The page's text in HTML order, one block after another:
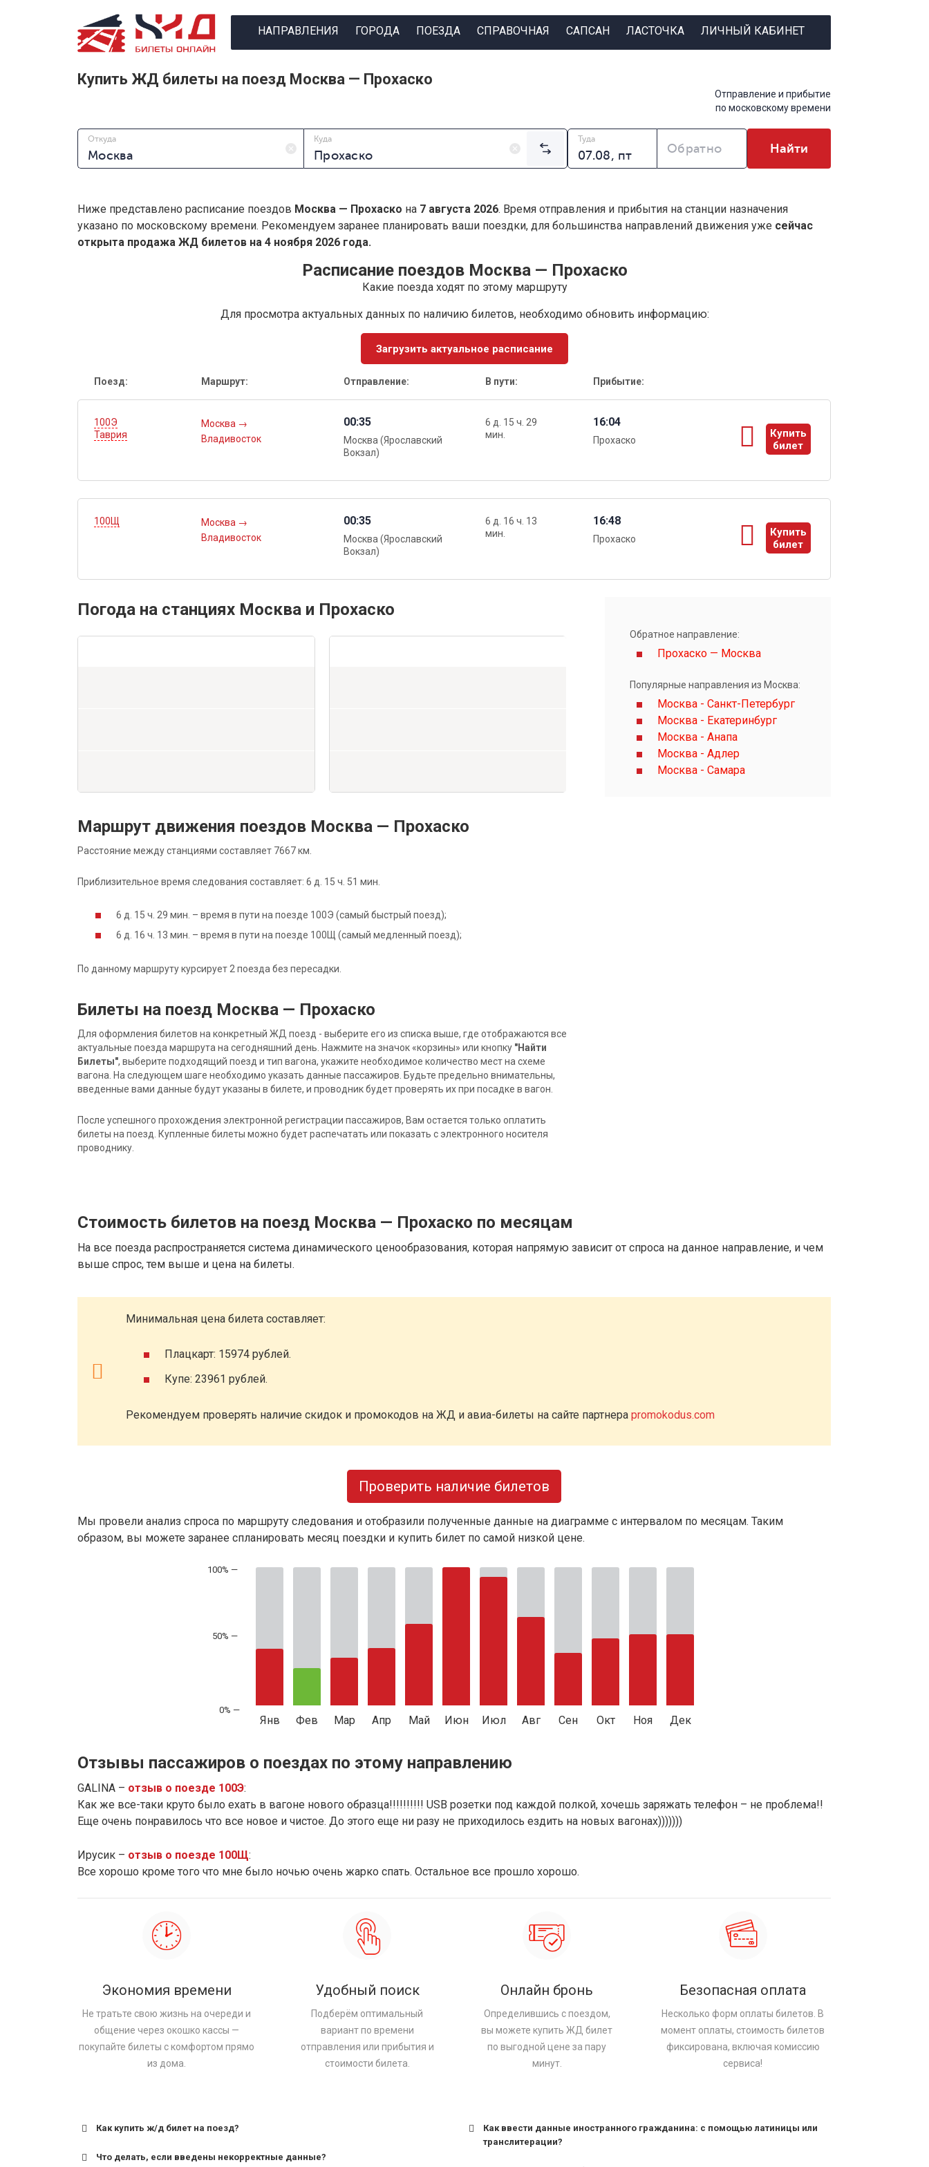
НАПРАВЛЕНИЯ ГОРОДА ПОЕЗДА СПРАВОЧНАЯ САПСАН ЛАСТОЧКА ЛИЧНЫЙ КАБИНЕТ
Купить ЖД билеты на поезд Москва — Прохаско
Отправление и прибытие
по московскому времени
Откуда Куда Туда
Обратно Найти
Ниже представлено расписание поездов Москва — Прохаско на 7 августа 2026. Время отправления и прибытия на станции назначения
указано по московскому времени. Рекомендуем заранее планировать ваши поездки, для большинства направлений движения уже сейчас
открыта продажа ЖД билетов на 4 ноября 2026 года.
Расписание поездов Москва — Прохаско
Какие поезда ходят по этому маршруту
Для просмотра актуальных данных по наличию билетов, необходимо обновить информацию:
Загрузить актуальное расписание
Поезд: Маршрут: Отправление: В пути: Прибытие:
100Э
Таврия
Москва →
Владивосток
00:35
Москва (Ярославский
Вокзал)
6 д. 15 ч. 29
мин.
16:04
Прохаско
Купить
билет
ы
100Щ Москва →
Владивосток
00:35
Москва (Ярославский
Вокзал)
6 д. 16 ч. 13
мин.
16:48
Прохаско
Купить
билет
ы
Погода на станциях Москва и Прохаско
Маршрут движения поездов Москва — Прохаско
Расстояние между станциями составляет 7667 км.
Приблизительное время следования составляет: 6 д. 15 ч. 51 мин.
6 д. 15 ч. 29 мин. – время в пути на поезде 100Э (самый быстрый поезд);
6 д. 16 ч. 13 мин. – время в пути на поезде 100Щ (самый медленный поезд);
По данному маршруту курсирует 2 поезда без пересадки.
Билеты на поезд Москва — Прохаско
Для оформления билетов на конкретный ЖД поезд - выберите его из списка выше, где отображаются все
актуальные поезда маршрута на сегодняшний день. Нажмите на значок «корзины» или кнопку "Найти
Билеты", выберите подходящий поезд и тип вагона, укажите необходимое количество мест на схеме
вагона. На следующем шаге необходимо указать данные пассажиров. Будьте предельно внимательны,
введенные вами данные будут указаны в билете, и проводник будет проверять их при посадке в вагон.
После успешного прохождения электронной регистрации пассажиров, Вам остается только оплатить
билеты на поезд. Купленные билеты можно будет распечатать или показать с электронного носителя
проводнику.
Обратное направление:
Прохаско — Москва
Популярные направления из Москва:
Москва - Санкт-Петербург
Москва - Екатеринбург
Москва - Анапа
Москва - Адлер
Москва - Самара
Стоимость билетов на поезд Москва — Прохаско по месяцам
На все поезда распространяется система динамического ценообразования, которая напрямую зависит от спроса на данное направление, и чем
выше спрос, тем выше и цена на билеты.
Минимальная цена билета составляет:
Плацкарт: 15974 рублей.
Купе: 23961 рублей.
Рекомендуем проверять наличие скидок и промокодов на ЖД и авиа-билеты на сайте партнера promokodus.com
Проверить наличие билетов
Мы провели анализ спроса по маршруту следования и отобразили полученные данные на диаграмме с интервалом по месяцам. Таким
образом, вы можете заранее спланировать месяц поездки и купить билет по самой низкой цене.
50% —
Янв Фев Мар Апр Май Июн Июл Авг Сен Окт Ноя Дек
Отзывы пассажиров о поездах по этому направлению
GALINA – отзыв о поезде 100Э:
Как же все-таки круто было ехать в вагоне нового образца!!!!!!!!!! USB розетки под каждой полкой, хочешь заряжать телефон – не проблема!!
Еще очень понравилось что все новое и чистое. До этого еще ни разу не приходилось ездить на новых вагонах)))))))
Ирусик – отзыв о поезде 100Щ:
Все хорошо кроме того что мне было ночью очень жарко спать. Остальное все прошло хорошо.
Экономия времени
Не тратьте свою жизнь на очереди и
общение через окошко кассы —
покупайте билеты с комфортом прямо
из дома.
Удобный поиск
Подберём оптимальный
вариант по времени
отправления или прибытия и
стоимости билета.
Онлайн бронь
Определившись с поездом,
вы можете купить ЖД билет
по выгодной цене за пару
минут.
Безопасная оплата
Несколько форм оплаты билетов. В
момент оплаты, стоимость билетов
фиксирована, включая комиссию
сервиса!
Как купить ж/д билет на поезд?
Что делать, если введены некорректные данные?
Как ввести данные иностранного гражданина: с помощью латиницы или
транслитерации?